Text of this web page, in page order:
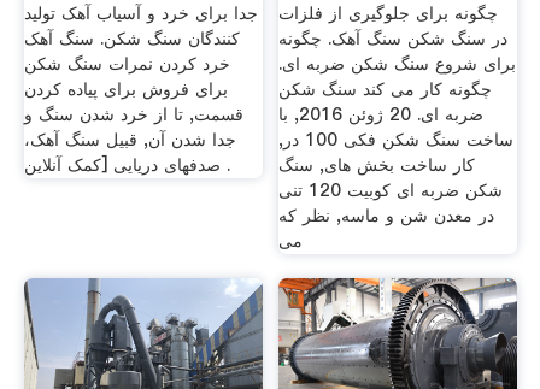
جدا برای خرد و آسیاب آهک تولید
کنندگان سنگ شکن. سنگ آهک
خرد کردن نمرات سنگ شکن
برای فروش برای پیاده کردن
قسمت, تا از خرد شدن سنگ و
جدا شدن آن, قبیل سنگ آهک،
صدفهای دریایی [کمک آنلاین .
چگونه برای جلوگیری از فلزات
در سنگ شکن سنگ آهک. چگونه
برای شروع سنگ شکن ضربه ای.
چگونه کار می کند سنگ شکن
ضربه ای. 20 ژوئن 2016, با
ساخت سنگ شکن فکی 100 در,
کار ساخت بخش های, سنگ
شکن ضربه ای کوبیت 120 تنی
در معدن شن و ماسه, نظر که
می